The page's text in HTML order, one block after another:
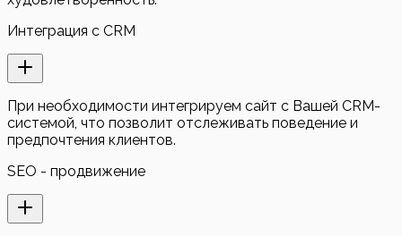
Интеграция с CRM
При необходимости интегрируем сайт с Вашей CRM-
системой, что позволит отслеживать поведение и
предпочтения клиентов.
SEO - продвижение